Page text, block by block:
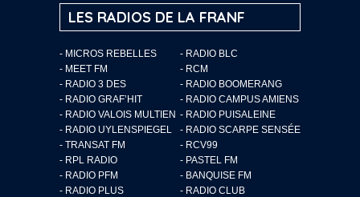
LES RADIOS DE LA FRANF
- MICROS REBELLES
- RADIO BLC
- MEET FM
- RCM
- RADIO 3 DES
- RADIO BOOMERANG
- RADIO GRAF’HIT
- RADIO CAMPUS AMIENS
- RADIO VALOIS MULTIEN - RADIO PUISALEINE
- RADIO UYLENSPIEGEL
- RADIO SCARPE SENSÉE
- TRANSAT FM
- RCV99
- RPL RADIO
- PASTEL FM
- RADIO PFM
- BANQUISE FM
- RADIO PLUS
- RADIO CLUB